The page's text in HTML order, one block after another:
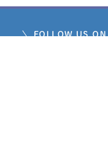
FOLLOW US ON